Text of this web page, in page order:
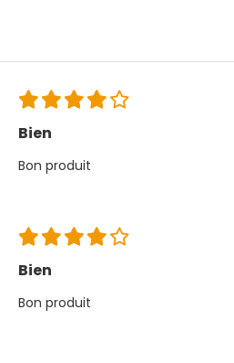
Bien
Bon produit
Bien
Bon produit